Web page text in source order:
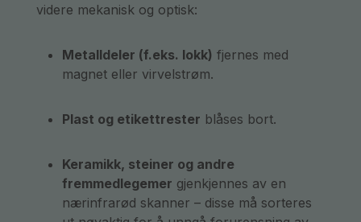
videre mekanisk og optisk:
Metalldeler (f.eks. lokk) fjernes med
magnet eller virvelstrøm.
Plast og etikettrester blåses bort.
Keramikk, steiner og andre
fremmedlegemer gjenkjennes av en
nærinfrarød skanner – disse må sorteres